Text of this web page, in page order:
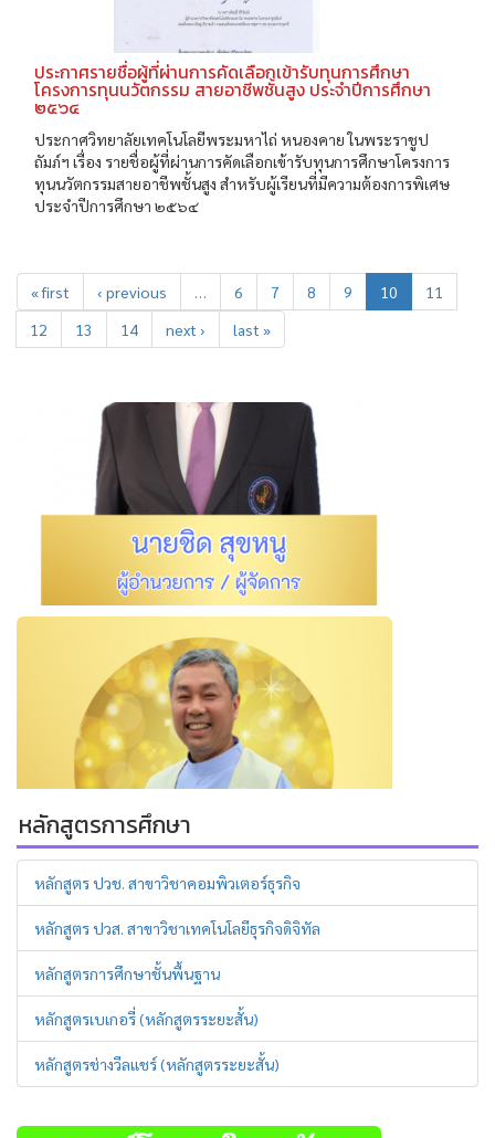
ประกาศรายชื่อผู้ที่ผ่านการคัดเลือกเข้ารับทุนการศึกษา
โครงการทุนนวัตกรรม สายอาชีพชั้นสูง ประจำปีการศึกษา
๒๕๖๔
ประกาศวิทยาลัยเทคโนโลยีพระมหาไถ่ หนองคาย ในพระราชูป
ถัมภ์ฯ เรื่อง รายชื่อผู้ที่ผ่านการคัดเลือกเข้ารับทุนการศึกษาโครงการ
ทุนนวัตกรรมสายอาชีพชั้นสูง สำหรับผู้เรียนที่มีความต้องการพิเศษ
ประจำปีการศึกษา ๒๕๖๔
« first ‹ previous … 6 7 8 9 10
11
12
13 14 next › last »
หลักสูตรการศึกษา
หลักสูตร ปวช. สาขาวิชาคอมพิวเตอร์ธุรกิจ
หลักสูตร ปวส. สาขาวิชาเทคโนโลยีธุรกิจดิจิทัล
หลักสูตรการศึกษาชั้นพื้นฐาน
หลักสูตรเบเกอรี่ (หลักสูตรระยะสั้น)
หลักสูตรช่างวีลแชร์ (หลักสูตรระยะสั้น)